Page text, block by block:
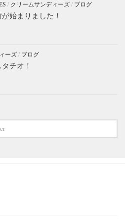
/ クリームサンディーズ / ブログ
始まりました！
ーズ / ブログ
チオ！